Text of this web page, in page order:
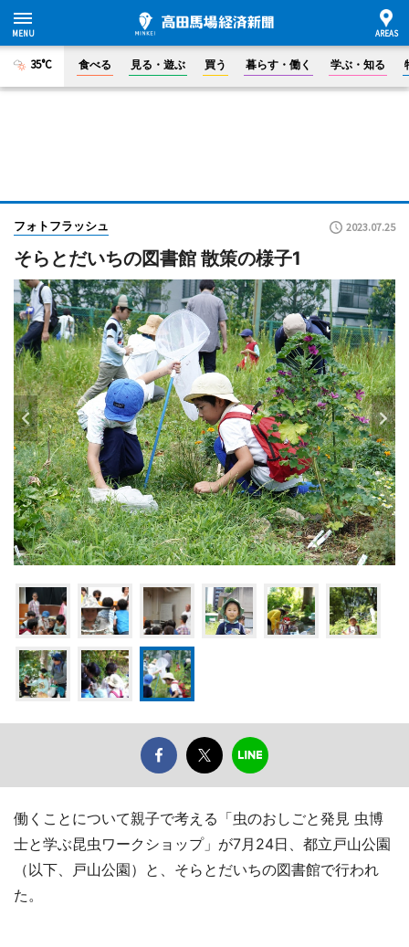
35°C 食べる 見る・遊ぶ 買う 暮らす・働く 学ぶ・知る
フォトフラッシュ 2023.07.25
そらとだいちの図書館 散策の様子1
働くことについて親子で考える「虫のおしごと発見 虫博
士と学ぶ昆虫ワークショップ」が7月24日、都立戸山公園
（以下、戸山公園）と、そらとだいちの図書館で行われ
た。